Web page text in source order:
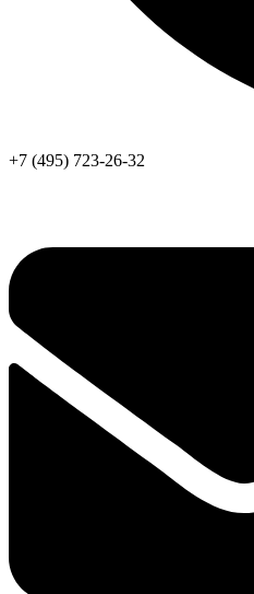
+7 (495) 723-26-32